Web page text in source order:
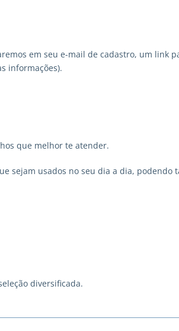
em seu e-mail de cadastro, um link
informações).
que melhor te atender.
sejam usados no seu dia a dia, podendo
diversificada.